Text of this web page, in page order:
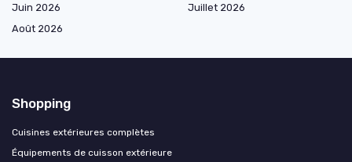
Juin 2026
Juillet 2026
Août 2026
Shopping
Cuisines extérieures complètes
Équipements de cuisson extérieure